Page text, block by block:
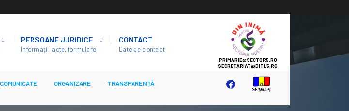
PERSOANE JURIDICE
Informații, acte, formulare
CONTACT
Date de contact
SECTOR
5
COMUNICATE ORGANIZARE TRANSPARENȚĂ